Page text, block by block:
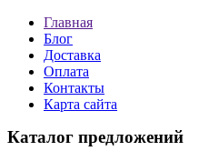
Главная
Блог
Доставка
Оплата
Контакты
Карта сайта
Каталог предложений